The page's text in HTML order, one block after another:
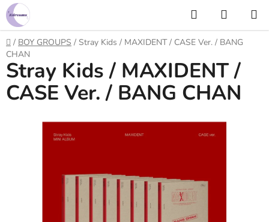
Prejsť
na
obsah
Hľadať
KOŠÍK
Domov
/ BOY GROUPS / Stray Kids / MAXIDENT / CASE Ver. / BANG
CHAN
Stray Kids / MAXIDENT /
CASE Ver. / BANG CHAN